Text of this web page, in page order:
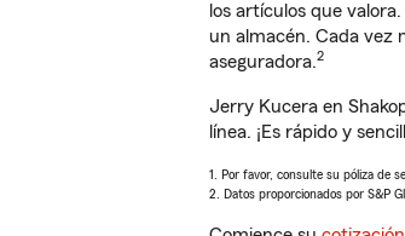
los artículos que valora.
un almacén. Cada vez
aseguradora.2
Jerry Kucera en
línea. ¡Es rápido y
1. Por favor, consulte su póliza de
2. Datos proporcionados por S&P